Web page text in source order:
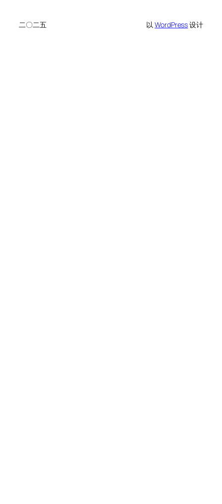
二〇二五 以WordPress设计